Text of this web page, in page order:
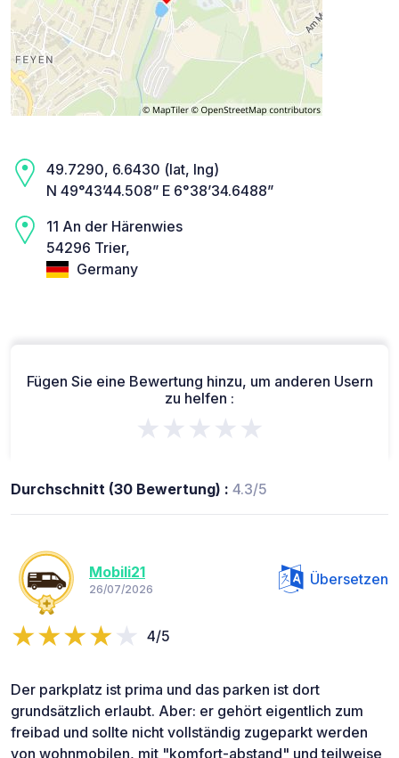
49.7290, 6.6430 (lat, lng)
N 49°43’44.508” E 6°38’34.6488”
11 An der Härenwies
54296 Trier,
Germany
Fügen Sie eine Bewertung hinzu, um anderen Usern
zu helfen :
★★★★★
Durchschnitt (30 Bewertung) : 4.3/5
Mobili21
26/07/2026
Übersetzen
4/5
Der parkplatz ist prima und das parken ist dort
grundsätzlich erlaubt. Aber: er gehört eigentlich zum
freibad und sollte nicht vollständig zugeparkt werden
von wohnmobilen, mit "komfort-abstand" und teilweise